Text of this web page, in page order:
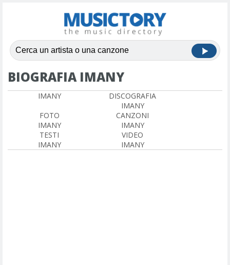
BIOGRAFIA IMANY
IMANY
DISCOGRAFIA
IMANY
FOTO
IMANY
CANZONI
IMANY
TESTI
IMANY
VIDEO
IMANY